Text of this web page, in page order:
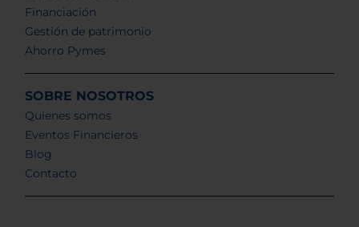
Financiación
Gestión de patrimonio
Ahorro Pymes
SOBRE NOSOTROS
Quienes somos
Eventos Financieros
Blog
Contacto